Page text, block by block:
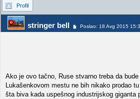
Profil
stringer bell Poslao: 18 Avg 2015
Ako je ovo tačno, Ruse stvarno treba da
Lukašenkovom mestu ne bih nikako prodao
šta biva kada uspešnog industrijskog giganta